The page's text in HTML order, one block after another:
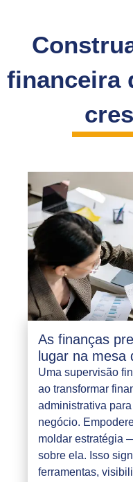
financeira
As finanças
lugar na mesa
Uma supervisão
ao transformar
administrativa
negócio.
moldar estratégia
sobre ela. Isso
ferramentas,